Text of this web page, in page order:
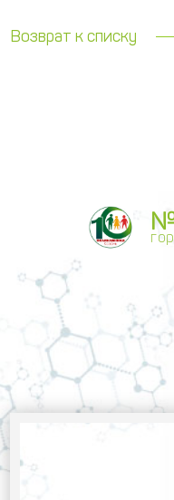
Возврат к списку